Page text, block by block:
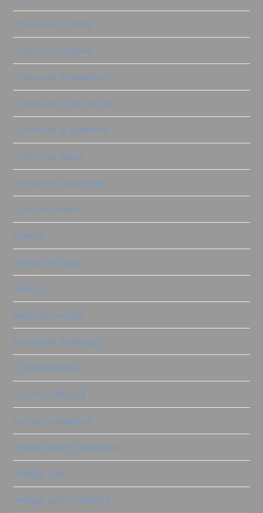
ricolorare il vimini
ricolorare la pelle
ricolorare la plastica
ricolorare la terracotta
ricolorare le piastrelle
ricolorare pareti
ricolorare pavimenti
rullo decorativo
scatole
stampi ReDesign
stencil
timbri decorativi
trasferibili ReDesign
Uncategorized
vernice naturale
vernice protettiva
vintage effetto industrial
vintage paint
vintage paint metallica